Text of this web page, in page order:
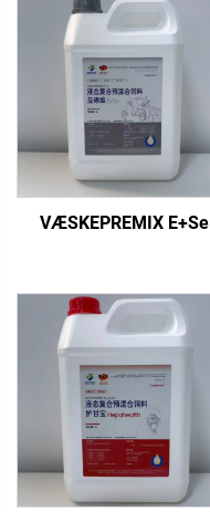
VÆSKEPREMIX E+Se